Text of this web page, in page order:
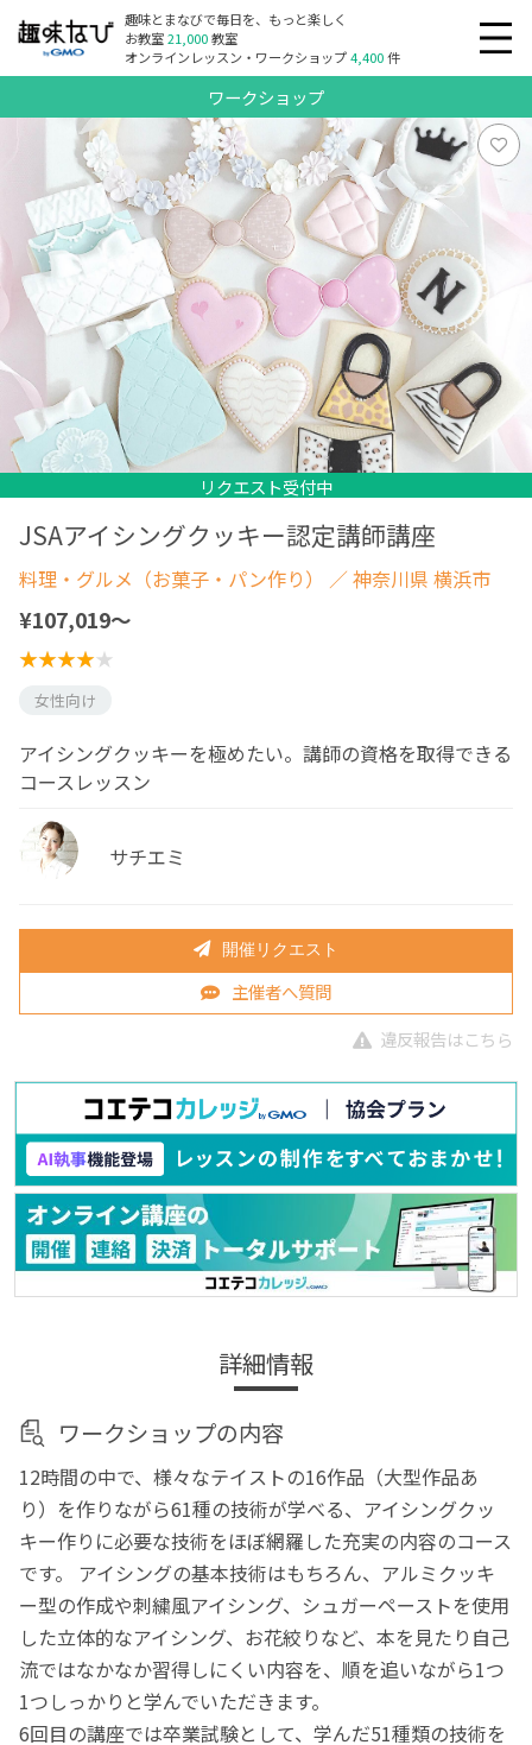
趣味とまなびで毎日を、もっと楽しく
お教室21,000教室
オンラインレッスン・ワークショップ4,400件
ワークショップ
リクエスト受付中
リクエスト受付中
JSAアイシングクッキー認定講師講座
料理・グルメ（お菓子・パン作り） ／ 神奈川県 横浜市
¥107,019〜
女性向け
アイシングクッキーを極めたい。講師の資格を取得できる
コースレッスン
サチエミ
開催リクエスト
主催者へ質問
違反報告はこちら
詳細情報
ワークショップの内容
12時間の中で、様々なテイストの16作品（大型作品あ
り）を作りながら61種の技術が学べる、アイシングクッ
キー作りに必要な技術をほぼ網羅した充実の内容のコース
です。 アイシングの基本技術はもちろん、アルミクッキ
ー型の作成や刺繍風アイシング、シュガーペーストを使用
した立体的なアイシング、お花絞りなど、本を見たり自己
流ではなかなか習得しにくい内容を、順を追いながら1つ
1つしっかりと学んでいただきます。
6回目の講座では卒業試験として、学んだ51種類の技術を